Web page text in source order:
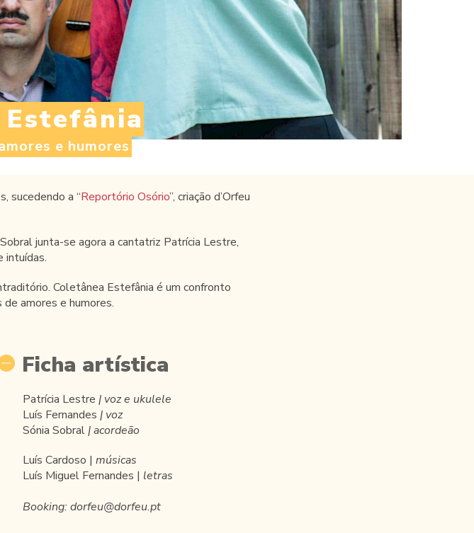
e humores
sucedendo a “Reportório Osório”, criação d’Orfeu
junta-se agora a cantatriz Patrícia Lestre,
intuídas.
Coletânea Estefânia é um confronto
amores e humores.
Ficha artística
Patrícia Lestre | voz e ukulele
Luís Fernandes | voz
Sónia Sobral| acordeão
Luís Cardoso | músicas
Luís Miguel Fernandes | letras
Booking: dorfeu@dorfeu.pt